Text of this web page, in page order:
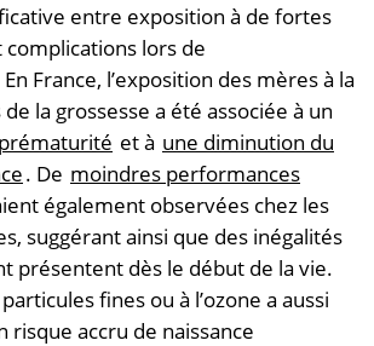
entre exposition à de fortes
lors de
France, l’exposition des mères à la
la grossesse a été associée à un
et à une diminution du
. De moindres performances
également observées chez les
suggérant ainsi que des inégalités
présentent dès le début de la vie.
fines ou à l’ozone a aussi
risque accru de naissance